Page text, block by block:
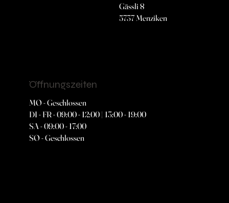
Öffnungszeiten
MO - Geschlossen
DI - FR - 09:00 - 12:00 | 13:00 - 19:00
SA - 09:00 - 17:00
SO - Geschlossen
Gässli 8
5737 Menziken